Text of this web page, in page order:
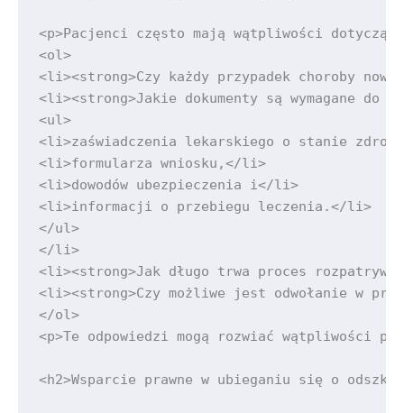
<p>Pacjenci często mają wątpliwości
<ol>
<li><strong>Czy każdy przypadek choroby
<li><strong>Jakie dokumenty są wymagane
<ul>
<li>zaświadczenia lekarskiego o stanie
<li>formularza wniosku,</li>
<li>dowodów ubezpieczenia i</li>
<li>informacji o przebiegu leczenia.</li>
</ul>
</li>
<li><strong>Jak długo trwa proces
<li><strong>Czy możliwe jest odwołanie w
</ol>
<p>Te odpowiedzi mogą rozwiać wątpliwości
<h2>Wsparcie prawne w ubieganiu się o